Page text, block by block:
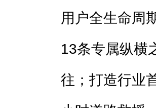
用户全生命周
13条专属纵横
往；打造行业